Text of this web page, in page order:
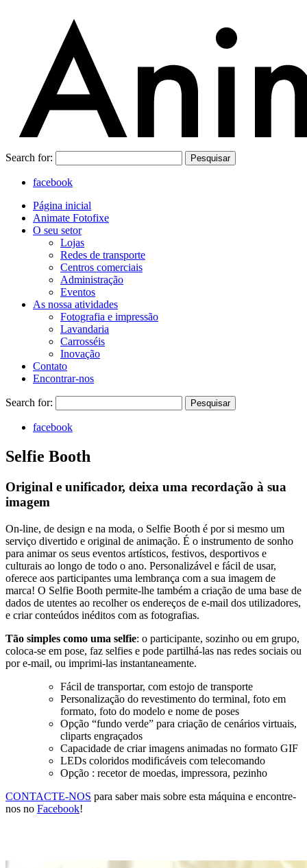
Search for: Pesquisar
facebook
Página inicial
Animate Fotofixe
O seu setor
Lojas
Redes de transporte
Centros comerciais
Administração
Eventos
As nossa atividades
Fotografia e impressão
Lavandaria
Carrosséis
Inovação
Contato
Encontrar-nos
Search for: Pesquisar
facebook
Selfie Booth
Original e unificador, deixa uma recordação à sua
imagem
On-line, de design e na moda, o Selfie Booth é por si mesmo um
serviço divertido e original de animação. É o instrumento de sonho
para animar os seus eventos artísticos, festivos, desportivos e
culturais ao longo de todo o ano. Personalizável e fácil de usar,
oferece aos participantes uma lembrança com a sua imagem de
marca! O Selfie Booth permite-lhe também a criação de uma base de
dados de utentes ao recolher os endereços de e-mail dos utilizadores,
e criar conteúdos inéditos com as fotografias.
Tão simples como uma selfie: o participante, sozinho ou em grupo,
coloca-se em pose, faz selfies e pode partilhá-las nas redes sociais ou
por e-mail, ou imprimi-las instantaneamente.
Fácil de transportar, com estojo de transporte
Personalização do revestimento do terminal, foto em
formato, foto do modelo e nome de poses
Opção “fundo verde” para criação de cenários virtuais,
cliparts engraçados
Capacidade de criar imagens animadas no formato GIF
LEDs coloridos modificáveis com telecomando
Opção : recetor de moedas, impressora, pezinho
CONTACTE-NOS para saber mais sobre esta máquina e encontre-
nos no Facebook!